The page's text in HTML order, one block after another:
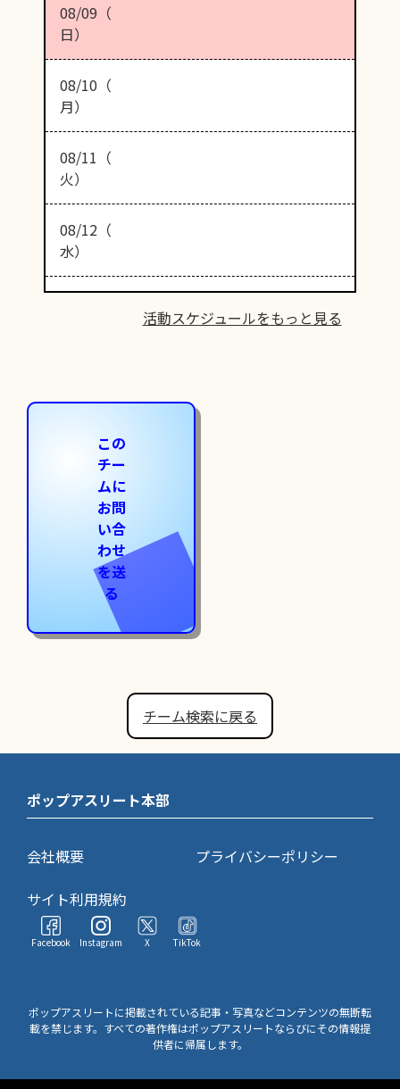
08/09（
日）
08/10（
月）
08/11（
火）
08/12（
水）
活動スケジュールをもっと見る
この
チー
ムに
お問
い合
わせ
を送
る
チーム検索に戻る
ポップアスリート本部
会社概要
プライバシーポリシー
サイト利用規約
Facebook Instagram X TikTok
ポップアスリートに掲載されている記事・写真などコンテンツの無断転
載を禁じます。すべての著作権はポップアスリートならびにその情報提
供者に帰属します。